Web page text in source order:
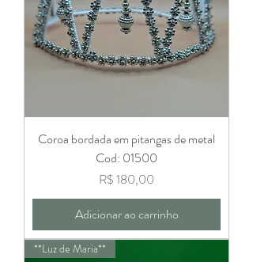
Coroa bordada em pitangas de metal
Cod: 01500
Preço
R$ 180,00
Adicionar ao carrinho
**Luz de Maria**